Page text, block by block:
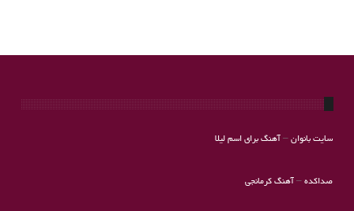
سایت بانوان– آهنگ برای اسم لیلا
صداکده– آهنگ کرمانجی